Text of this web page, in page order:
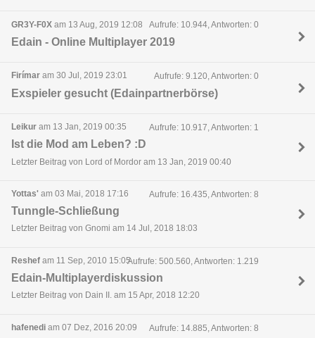
GR3Y-F0X am 13 Aug, 2019 12:08 Aufrufe: 10.944, Antworten: 0
Edain - Online Multiplayer 2019
Firímar am 30 Jul, 2019 23:01 Aufrufe: 9.120, Antworten: 0
Exspieler gesucht (Edainpartnerbörse)
Leikur am 13 Jan, 2019 00:35 Aufrufe: 10.917, Antworten: 1
Ist die Mod am Leben? :D
Letzter Beitrag von Lord of Mordor am 13 Jan, 2019 00:40
Yottas' am 03 Mai, 2018 17:16 Aufrufe: 16.435, Antworten: 8
Tunngle-Schließung
Letzter Beitrag von Gnomi am 14 Jul, 2018 18:03
Reshef am 11 Sep, 2010 15:05Aufrufe: 500.560, Antworten: 1.219
Edain-Multiplayerdiskussion
Letzter Beitrag von Dain II. am 15 Apr, 2018 12:20
hafenedi am 07 Dez, 2016 20:09 Aufrufe: 14.885, Antworten: 8